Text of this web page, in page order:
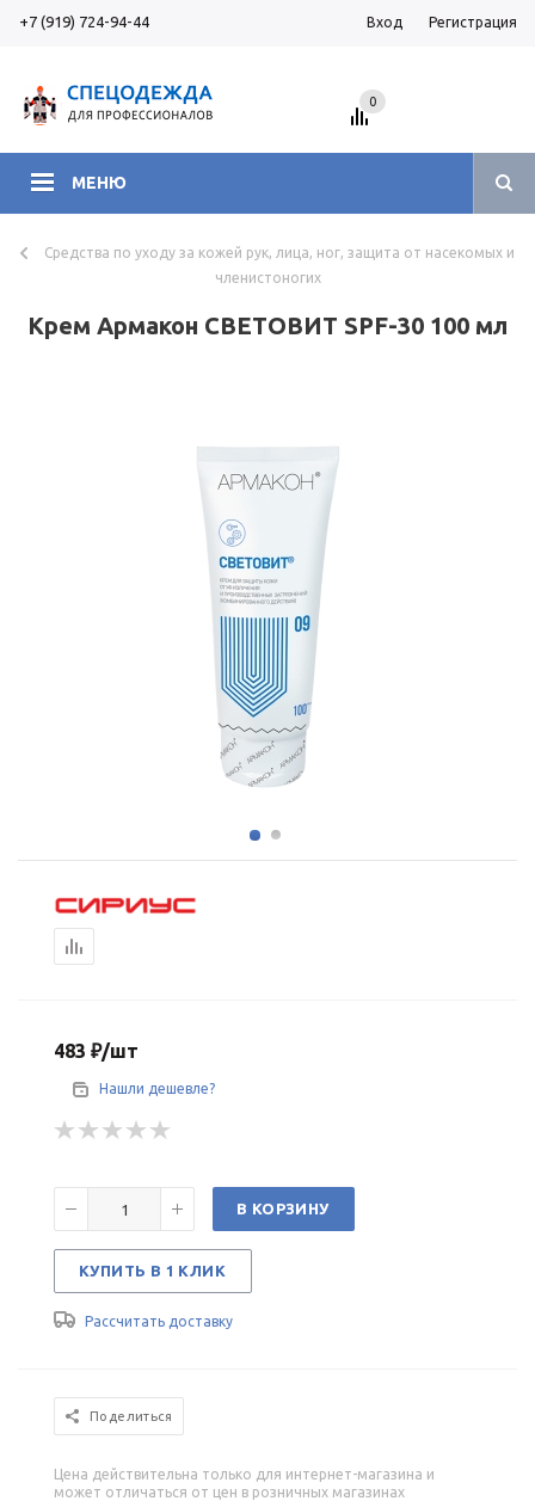
+7 (919) 724-94-44 Вход Регистрация
МЕНЮ
0
Средства по уходу за кожей рук, лица, ног, защита от насекомых и
членистоногих
Крем Армакон СВЕТОВИТ SPF-30 100 мл
483 ₽/шт
Нашли дешевле?
В КОРЗИНУ
КУПИТЬ В 1 КЛИК
Рассчитать доставку
Поделиться
Цена действительна только для интернет-магазина и
может отличаться от цен в розничных магазинах